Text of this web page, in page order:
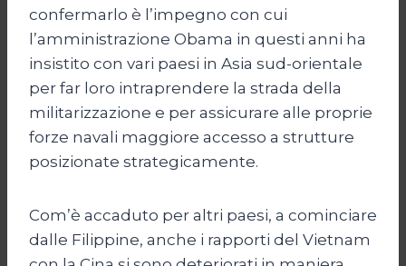
confermarlo è l’impegno con cui
l’amministrazione Obama in questi anni ha
insistito con vari paesi in Asia sud-orientale
per far loro intraprendere la strada della
militarizzazione e per assicurare alle proprie
forze navali maggiore accesso a strutture
posizionate strategicamente.
Com’è accaduto per altri paesi, a cominciare
dalle Filippine, anche i rapporti del Vietnam